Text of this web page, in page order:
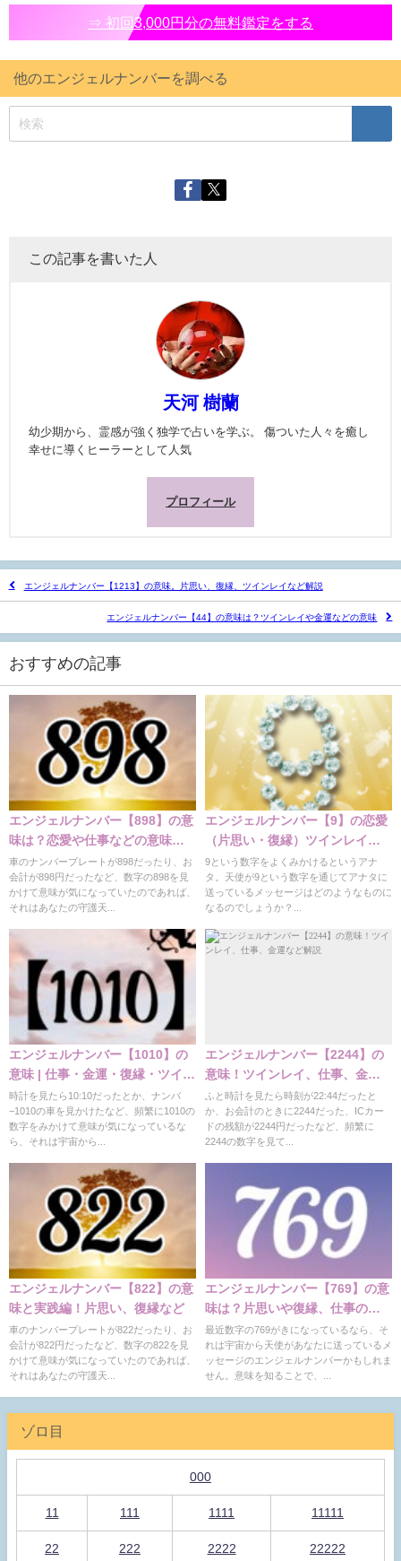
⇒ 初回3,000円分の無料鑑定をする
他のエンジェルナンバーを調べる
この記事を書いた人
天河 樹蘭
幼少期から、霊感が強く独学で占いを学ぶ。 傷ついた人々を癒し
幸せに導くヒーラーとして人気
プロフィール
エンジェルナンバー【1213】の意味。片思い、復縁、ツインレイなど解説
エンジェルナンバー【44】の意味は？ツインレイや金運などの意味
おすすめの記事
エンジェルナンバー【898】の意
味は？恋愛や仕事などの意味解
説
車のナンバープレートが898だったり、お
会計が898円だったなど、数字の898を見
かけて意味が気になっていたのであれば、
それはあなたの守護天...
エンジェルナンバー【9】の恋愛
（片思い・復縁）ツインレイな
どの重要な意味！
9という数字をよくみかけるというアナ
タ。天使が9という数字を通じてアナタに
送っているメッセージはどのようなものに
なるのでしょうか？...
エンジェルナンバー【1010】の
意味 | 仕事・金運・復縁・ツイン
レイ
時計を見たら10:10だったとか、ナンバ
−1010の車を見かけたなど、頻繁に1010の
数字をみかけて意味が気になっているな
ら、それは宇宙から...
エンジェルナンバー【2244】の
意味！ツインレイ、仕事、金運
など解説
ふと時計を見たら時刻が22:44だったと
か、お会計のときに2244だった、ICカー
ドの残額が2244円だったなど、頻繁に
2244の数字を見て...
エンジェルナンバー【822】の意
味と実践編！片思い、復縁など
車のナンバープレートが822だったり、お
会計が822円だったなど、数字の822を見
かけて意味が気になっていたのであれば、
それはあなたの守護天...
エンジェルナンバー【769】の意
味は？片思いや復縁、仕事の意
味
最近数字の769がきになっているなら、そ
れは宇宙から天使があなたに送っているメ
ッセージのエンジェルナンバーかもしれま
せん。意味を知ることで、...
ゾロ目
000
11 111 1111 11111
22 222 2222 22222